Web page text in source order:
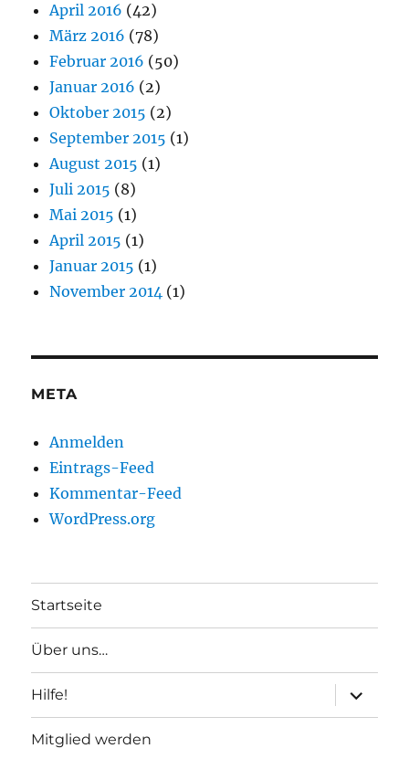
April 2016 (42)
März 2016 (78)
Februar 2016 (50)
Januar 2016 (2)
Oktober 2015 (2)
September 2015 (1)
August 2015 (1)
Juli 2015 (8)
Mai 2015 (1)
April 2015 (1)
Januar 2015 (1)
November 2014 (1)
META
Anmelden
Eintrags-Feed
Kommentar-Feed
WordPress.org
Startseite
Über uns…
Hilfe!
anzeigen
Mitglied werden